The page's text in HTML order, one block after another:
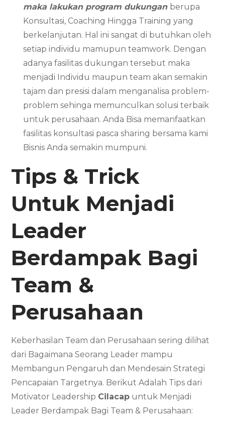
maka lakukan program dukungan berupa
Konsultasi, Coaching Hingga Training yang
berkelanjutan. Hal ini sangat di butuhkan oleh
setiap individu mamupun teamwork. Dengan
adanya fasilitas dukungan tersebut maka
menjadi Individu maupun team akan semakin
tajam dan presisi dalam menganalisa problem-
problem sehinga memunculkan solusi terbaik
untuk perusahaan. Anda Bisa memanfaatkan
fasilitas konsultasi pasca sharing bersama kami
Bisnis Anda semakin mumpuni.
Tips & Trick
Untuk Menjadi
Leader
Berdampak Bagi
Team &
Perusahaan
Keberhasilan Team dan Perusahaan sering dilihat
dari Bagaimana Seorang Leader mampu
Membangun Pengaruh dan Mendesain Strategi
Pencapaian Targetnya. Berikut Adalah Tips dari
Motivator Leadership Cilacap untuk Menjadi
Leader Berdampak Bagi Team & Perusahaan: